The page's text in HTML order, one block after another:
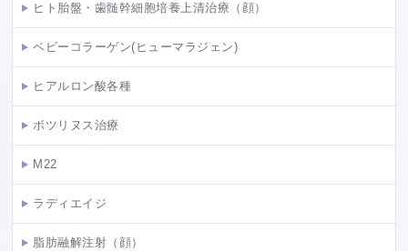
ヒト胎盤・歯髄幹細胞培養上清治療（顔）
ベビーコラーゲン(ヒューマラジェン)
ヒアルロン酸各種
ボツリヌス治療
M22
ラディエイジ
脂肪融解注射（顔）